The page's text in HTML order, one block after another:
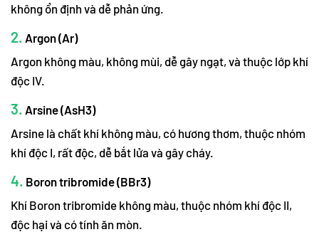
không ổn định và dễ phản ứng.
2. Argon (Ar)
Argon không màu, không mùi, dễ gây ngạt, và thuộc lớp khí
độc IV.
3. Arsine (AsH3)
Arsine là chất khí không màu, có hương thơm, thuộc nhóm
khí độc I, rất độc, dễ bắt lửa và gây cháy.
4. Boron tribromide (BBr3)
Khí Boron tribromide không màu, thuộc nhóm khí độc II,
độc hại và có tính ăn mòn.